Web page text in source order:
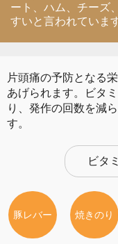
ート、ハム、チーズ
すいと言われていま
片頭痛の予防となる
あげられます。ビタ
り、発作の回数を減
す。
ビタ
豚レバー 焼きのり